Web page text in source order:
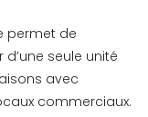
permet de
seule unité
avec
commerciaux.